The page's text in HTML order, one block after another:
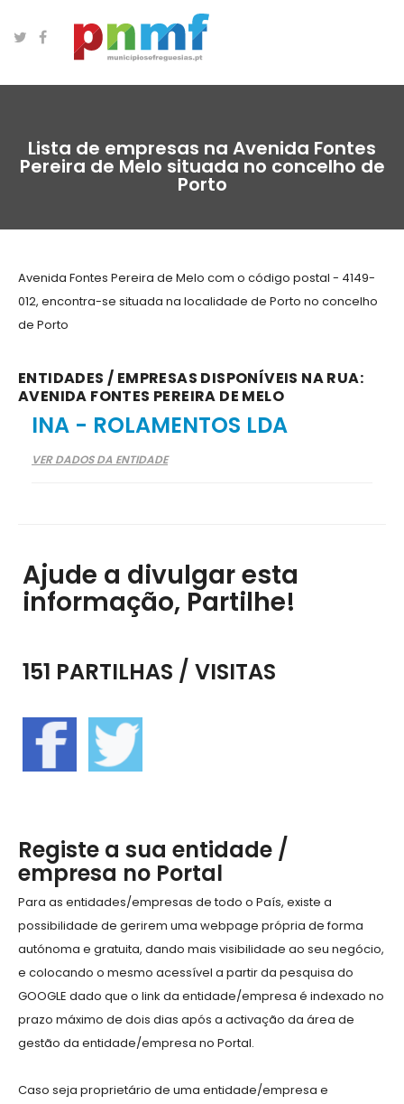
Lista de empresas na Avenida Fontes
Pereira de Melo situada no concelho de
Porto
Avenida Fontes Pereira de Melo com o código postal - 4149-
012, encontra-se situada na localidade de Porto no concelho
de Porto
ENTIDADES / EMPRESAS DISPONÍVEIS NA RUA:
AVENIDA FONTES PEREIRA DE MELO
INA - ROLAMENTOS LDA
VER DADOS DA ENTIDADE
Ajude a divulgar esta
informação, Partilhe!
151 PARTILHAS / VISITAS
Registe a sua entidade /
empresa no Portal
Para as entidades/empresas de todo o País, existe a
possibilidade de gerirem uma webpage própria de forma
autónoma e gratuita, dando mais visibilidade ao seu negócio,
e colocando o mesmo acessível a partir da pesquisa do
GOOGLE dado que o link da entidade/empresa é indexado no
prazo máximo de dois dias após a activação da área de
gestão da entidade/empresa no Portal.
Caso seja proprietário de uma entidade/empresa e